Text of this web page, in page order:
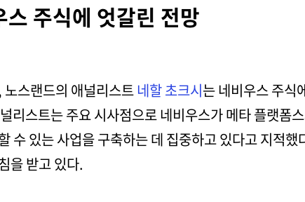
주식에 엇갈린 전망
스랜드의 애널리스트 네할 초크시는 네비우스 주식
리스트는 주요 시사점으로 네비우스가 메타 플랫폼
수 있는 사업을 구축하는 데 집중하고 있다고 지적
을 받고 있다.